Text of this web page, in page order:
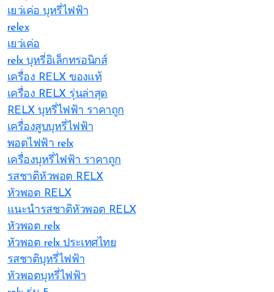
เยว่เค่อ บุหรี่ไฟฟ้า
relex
เยว่เค่อ
relx บุหรี่อิเล็กทรอนิกส์
เครื่อง RELX ของแท้
เครื่อง RELX รุ่นล่าสุด
RELX บุหรี่ไฟฟ้า ราคาถูก
เครื่องสูบบุหรี่ไฟฟ้า
พอตไฟฟ้า relx
เครื่องบุหรี่ไฟฟ้า ราคาถูก
รสชาติหัวพอต RELX
หัวพอต RELX
แนะนำรสชาติหัวพอต RELX
หัวพอต relx
หัวพอต relx ประเทศไทย
รสชาติบุหรี่ไฟฟ้า
หัวพอตบุหรี่ไฟฟ้า